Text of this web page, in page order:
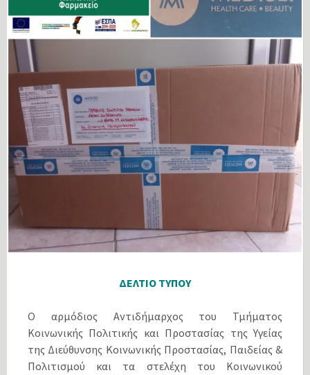
ΔΕΛΤΙΟ ΤΥΠΟΥ
Ο αρμόδιος Αντιδήμαρχος του Τμήματος
Κοινωνικής Πολιτικής και Προστασίας της Υγείας
της Διεύθυνσης Κοινωνικής Προστασίας, Παιδείας &
Πολιτισμού και τα στελέχη του Κοινωνικού